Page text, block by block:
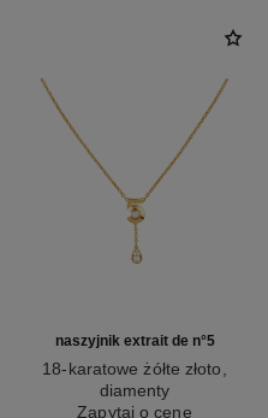
naszyjnik extrait de n°5
18-karatowe żółte złoto,
diamenty
Nr ref. J12904Zapytaj o cenę